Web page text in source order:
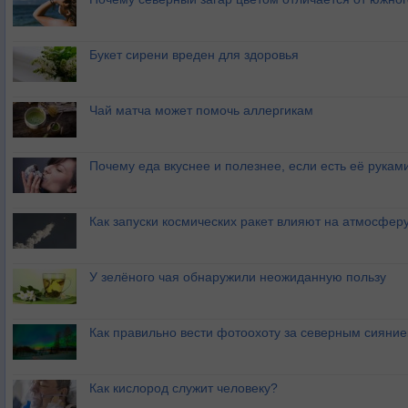
Букет сирени вреден для здоровья
Чай матча может помочь аллергикам
Почему еда вкуснее и полезнее, если есть её
Как запуски космических ракет влияют на
У зелёного чая обнаружили неожиданную пользу
Как правильно вести фотоохоту за северным
Как кислород служит человеку?